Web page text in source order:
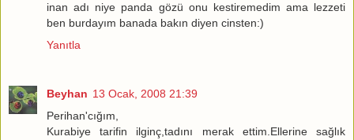
inan adı niye panda gözü onu kestiremedim ama lezzeti
ben burdayım banada bakın diyen cinsten:)
Yanıtla
Beyhan 13 Ocak, 2008 21:39
Perihan'cığım,
Kurabiye tarifin ilginç,tadını merak ettim.Ellerine sağlık